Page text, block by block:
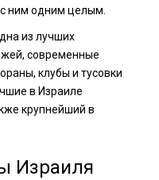
ним одним целым.
из лучших
современные
клубы и тусовки
в Израиле
крупнейший в
Израиля